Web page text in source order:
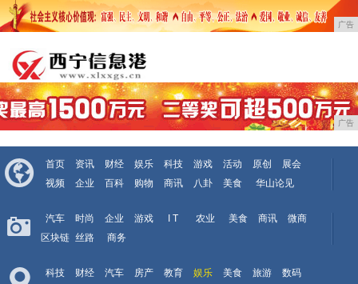
广告
广告
首页 资讯 财经 娱乐 科技 游戏 活动 原创
展会
视频
企业 百科 购物 商讯 八卦 美食 华山论见
汽车 时尚 企业 游戏 I T 农业 美食 商讯
微商
区块链 丝路 商务
科技 财经 汽车 房产 教育 娱乐 美食 旅游
数码